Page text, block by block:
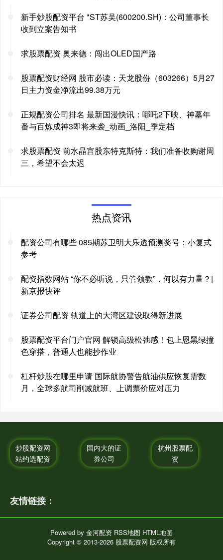
新手炒股配资平台 *ST苏吴(600200.SH)：公司董事长
收到立案告知书
求股票配资 奥来德：闯出OLED国产路
股票配资财经网 股市必读：天龙股份（603266）5月27
日主力资金净流出99.38万元
正规配资公司排名 最新国漫快讯：哪吒2下映、神墓年
番与百炼成神3即将来袭_动画_洛阳_季定档
求股票配资 前水晶宫股东特克斯特：我们准备收购谢周
三，希望不会太迟
热点资讯
配资公司有哪些 085期苏卫明大乐透预测奖号：小复式
参考
配资指数网站 “你不必听说，只管领教”，何以有力量？|
新京报快评
证券公司配资 轨道上的大湾区建设取得新进展
股票配资平台门户官网 解锁高级松弛感！包上恩黑绿撞
色穿搭，普通人也能抄作业
杠杆炒股在哪里申请 国际航协警告航油供应恢复需数
月，全球多航司削减航班、上调票价应对压力
炒股配资网
站约选配资
国内大的证
券公司
杭州股票配
资
友情链接：
Powered by 金河配资 RSS地图 HTML地图
Copyright © 2013-2026 股票配资网 版权所有